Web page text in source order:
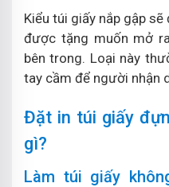
Kiểu túi giấy nắp gập
được tặng muốn mở
bên trong. Loại này
tay cầm để người nhận
Đặt in túi giấy
gì?
Làm túi giấy